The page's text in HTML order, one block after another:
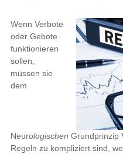
Wenn Verbote
oder Gebote
funktionieren
sollen,
müssen sie
dem
Neurologischen Grundprinzip
Regeln zu kompliziert sind,